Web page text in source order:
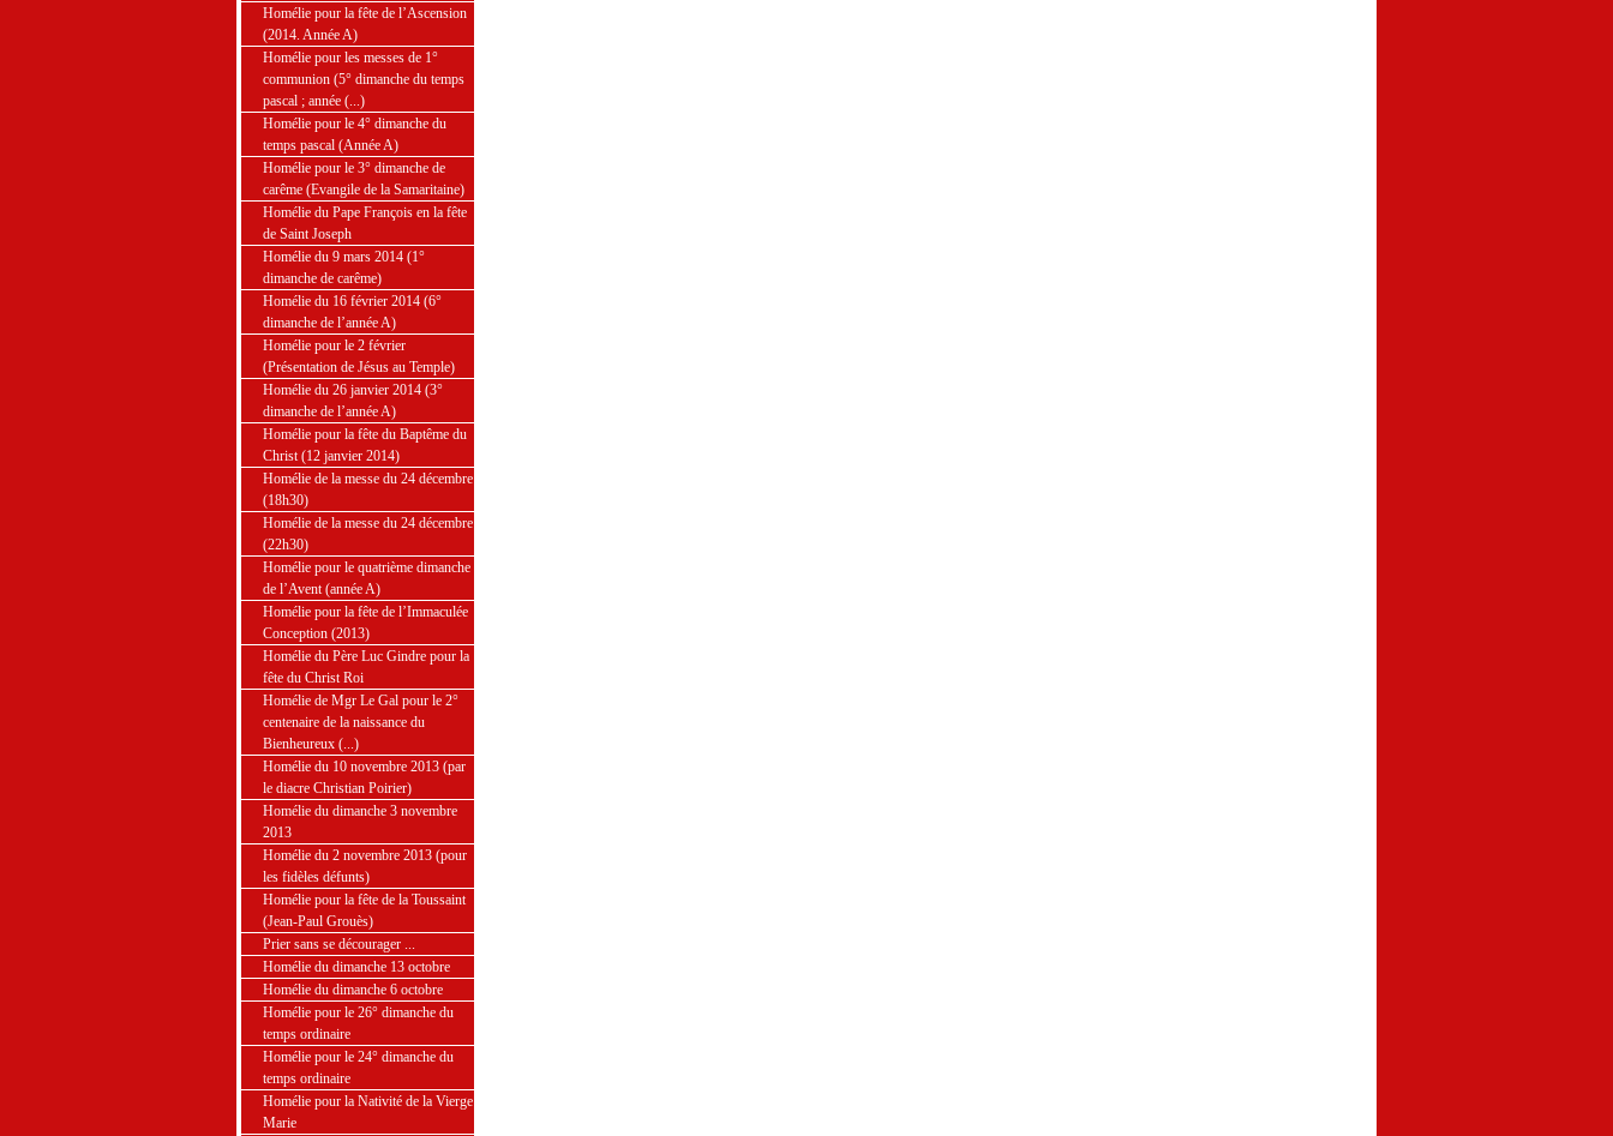
Homélie pour la fête de l’Ascension
(2014. Année A)
Homélie pour les messes de 1°
communion (5° dimanche du temps
pascal ; année (...)
Homélie pour le 4° dimanche du
temps pascal (Année A)
Homélie pour le 3° dimanche de
carême (Evangile de la Samaritaine)
Homélie du Pape François en la fête
de Saint Joseph
Homélie du 9 mars 2014 (1°
dimanche de carême)
Homélie du 16 février 2014 (6°
dimanche de l’année A)
Homélie pour le 2 février
(Présentation de Jésus au Temple)
Homélie du 26 janvier 2014 (3°
dimanche de l’année A)
Homélie pour la fête du Baptême du
Christ (12 janvier 2014)
Homélie de la messe du 24 décembre
(18h30)
Homélie de la messe du 24 décembre
(22h30)
Homélie pour le quatrième dimanche
de l’Avent (année A)
Homélie pour la fête de l’Immaculée
Conception (2013)
Homélie du Père Luc Gindre pour la
fête du Christ Roi
Homélie de Mgr Le Gal pour le 2°
centenaire de la naissance du
Bienheureux (...)
Homélie du 10 novembre 2013 (par
le diacre Christian Poirier)
Homélie du dimanche 3 novembre
2013
Homélie du 2 novembre 2013 (pour
les fidèles défunts)
Homélie pour la fête de la Toussaint
(Jean-Paul Grouès)
Prier sans se décourager ...
Homélie du dimanche 13 octobre
Homélie du dimanche 6 octobre
Homélie pour le 26° dimanche du
temps ordinaire
Homélie pour le 24° dimanche du
temps ordinaire
Homélie pour la Nativité de la Vierge
Marie